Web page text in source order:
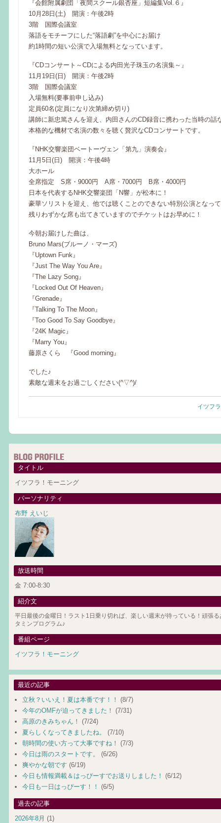
『会館附属劇団「夜間スクール銀杏座」短編集Vol.６』
10月28日(土) 開演：午後2時
3階 国際会議室
落語をモチーフにした“落語劇”を中心にお届け
約1時間の短い公演で入場無料となっています。
『CDコンサート～CDによる内田光子珠玉の名演集～』
11月19日(日) 開演：午後2時
3階 国際会議室
入場無料(要事前申し込み)
定員60名(定員になり次第締め切り)
講師に新忠篤さんを迎え、内田さんのCD録音に携わった当時の話
本格的な機材で名演の数々を聴く贅沢なCDコンサートです。
『NHK交響楽団ベートーヴェン「第九」演奏会』
11月5日(日) 開演：午後4時
大ホール
全席指定 S席・9000円 A席・7000円 B席・4000円
日本を代表するNHK交響楽団「N響」が松本に！
豪華ソリストを迎え、他では聴くことのできない特別公演となっ
残りわずかな席も出てきていますのでチケットはお早めに！
今朝お届けした曲は、
Bruno Mars(ブルーノ・マーズ)
『Uptown Funk』
『Just The Way You Are』
『The Lazy Song』
『Locked Out Of Heaven』
『Grenade』
『Talking To The Moon』
『Too Good To Say Goodbye』
『24K Magic』
『Marry You』
藤原さくら 『Good morning』
でした♪
素敵な週末をお過ごしください(^▽^)/
イツフ
タイトル
イツフラ！モーニング
パーソナリティ
布野 えいじ
放送時間
金 7:00-8:30
紹介文
平日最後の金曜日！ラスト1日乗り切れば、楽しい週末が待っている！頑張
タミンプログラム♪
番組ページ
イツフラ！モーニング
最近の記事
立秋？いいえ！夏は本番です！！ (8/7)
今年のOMFが迫ってきました！ (7/31)
高原のきみちゃん！ (7/24)
夏らしくなってきましたね。
(7/10)
朝時間の使い方って大事ですね！ (7/3)
今日は雨のスタートです。
(6/26)
爽やかな朝です (6/19)
今日も情報満載＆はっぴーすでお送りしました！ (6/12)
今日も一日はっぴーす！！ (6/5)
過去の記事
2026年8月 (1)